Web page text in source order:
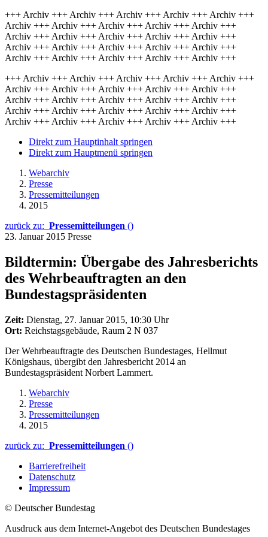
+++ Archiv +++ Archiv +++ Archiv +++ Archiv +++ Archiv +++
Archiv +++ Archiv +++ Archiv +++ Archiv +++ Archiv +++
Archiv +++ Archiv +++ Archiv +++ Archiv +++ Archiv +++
Archiv +++ Archiv +++ Archiv +++ Archiv +++ Archiv +++
Archiv +++ Archiv +++ Archiv +++ Archiv +++ Archiv +++
+++ Archiv +++ Archiv +++ Archiv +++ Archiv +++ Archiv +++
Archiv +++ Archiv +++ Archiv +++ Archiv +++ Archiv +++
Archiv +++ Archiv +++ Archiv +++ Archiv +++ Archiv +++
Archiv +++ Archiv +++ Archiv +++ Archiv +++ Archiv +++
Archiv +++ Archiv +++ Archiv +++ Archiv +++ Archiv +++
Direkt zum Hauptinhalt springen
Direkt zum Hauptmenü springen
Webarchiv
Presse
Pressemitteilungen
2015
zurück zu: Pressemitteilungen ()
23. Januar 2015 Presse
Bildtermin: Übergabe des Jahresberichts
des Wehrbeauftragten an den
Bundestagspräsidenten
Zeit: Dienstag, 27. Januar 2015, 10:30 Uhr
Ort: Reichstagsgebäude, Raum 2 N 037
Der Wehrbeauftragte des Deutschen Bundestages, Hellmut
Königshaus, übergibt den Jahresbericht 2014 an
Bundestagspräsident Norbert Lammert.
Webarchiv
Presse
Pressemitteilungen
2015
zurück zu: Pressemitteilungen ()
Barrierefreiheit
Datenschutz
Impressum
© Deutscher Bundestag
Ausdruck aus dem Internet-Angebot des Deutschen Bundestages